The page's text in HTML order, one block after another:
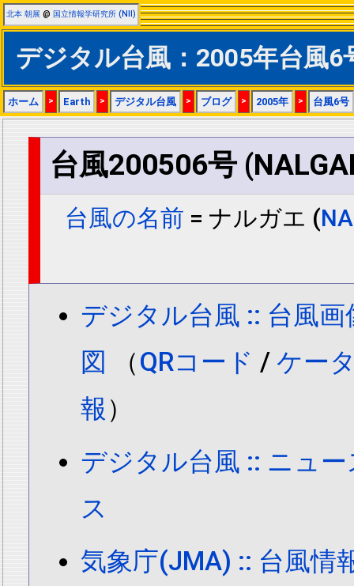
北本 朝展 @ 国立情報学研究所 (NII)
デジタル台風：2005年台風6
ホーム > Earth > デジタル台風 > ブログ > 2005年 > 台風6号
台風200506号
台風の名前 = ナルガエ (
デジタル台風 :: 台風
図
（QRコード / ケー
報 ）
デジタル台風 :: ニュ
ス
気象庁(JMA) :: 台風情